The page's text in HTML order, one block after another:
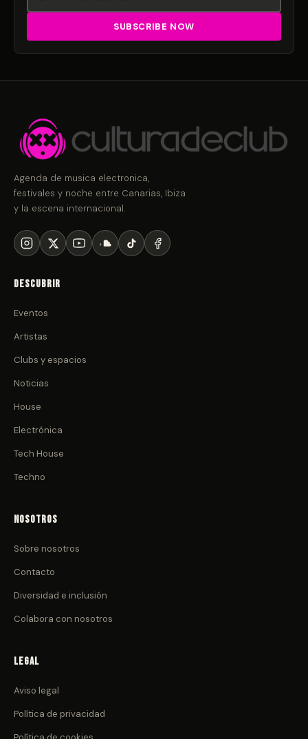
Agenda de musica electronica,
festivales y noche entre Canarias, Ibiza
y la escena internacional.
Descubrir
Eventos
Artistas
Clubs y espacios
Noticias
House
Electrónica
Tech House
Techno
Nosotros
Sobre nosotros
Contacto
Diversidad e inclusión
Colabora con nosotros
Legal
Aviso legal
Política de privacidad